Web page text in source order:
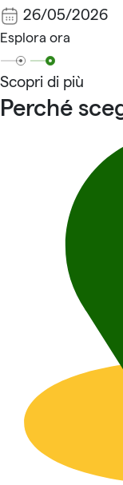
26/05/2026
Esplora ora
Scopri di più
Perché